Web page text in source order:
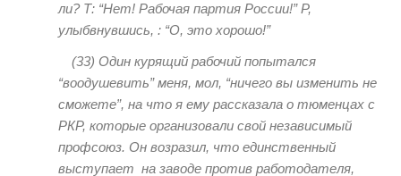
ли? Т: “Нет! Рабочая партия России!” Р,
улыбвнувшись, : “О, это хорошо!”
(33) Один курящий рабочий попытался
“воодушевить” меня, мол, “ничего вы изменить не
сможете”, на что я ему рассказала о тюменцах с
РКР, которые организовали свой независимый
профсоюз. Он возразил, что единственный
выступает на заводе против работодателя,